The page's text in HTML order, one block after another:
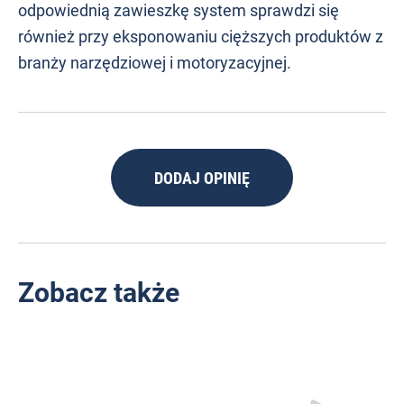
odpowiednią zawieszkę system sprawdzi się
również przy eksponowaniu cięższych produktów z
branży narzędziowej i motoryzacyjnej.
DODAJ OPINIĘ
Zobacz także